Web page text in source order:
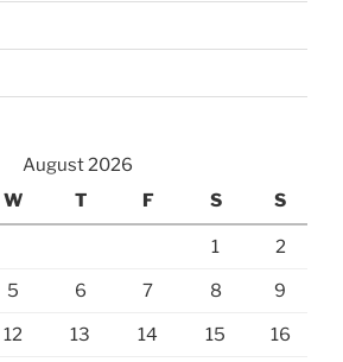
August 2026
W T F S S
1 2
5 6 7 8 9
12 13 14 15 16